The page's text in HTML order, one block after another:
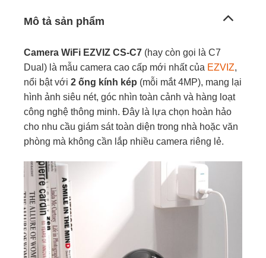
Mô tả sản phẩm
Camera WiFi EZVIZ CS-C7 (hay còn gọi là C7
Dual) là mẫu camera cao cấp mới nhất của EZVIZ,
nổi bật với 2 ống kính kép (mỗi mắt 4MP), mang lại
hình ảnh siêu nét, góc nhìn toàn cảnh và hàng loạt
công nghệ thông minh. Đây là lựa chọn hoàn hảo
cho nhu cầu giám sát toàn diện trong nhà hoặc văn
phòng mà không cần lắp nhiều camera riêng lẻ.